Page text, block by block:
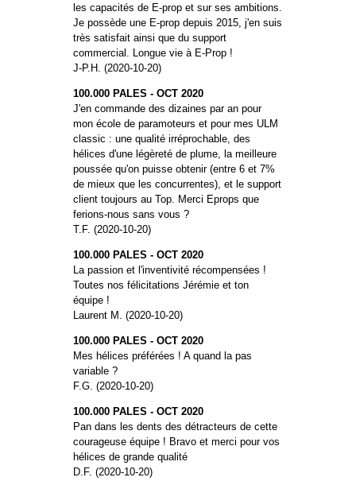
les capacités de E-prop et sur ses ambitions.
Je possède une E-prop depuis 2015, j'en suis
très satisfait ainsi que du support
commercial. Longue vie à E-Prop !
J-P.H. (2020-10-20)
100.000 PALES - OCT 2020
J'en commande des dizaines par an pour
mon école de paramoteurs et pour mes ULM
classic : une qualité irréprochable, des
hélices d'une légèreté de plume, la meilleure
poussée qu'on puisse obtenir (entre 6 et 7%
de mieux que les concurrentes), et le support
client toujours au Top. Merci Eprops que
ferions-nous sans vous ?
T.F. (2020-10-20)
100.000 PALES - OCT 2020
La passion et l'inventivité récompensées !
Toutes nos félicitations Jérémie et ton
équipe !
Laurent M. (2020-10-20)
100.000 PALES - OCT 2020
Mes hélices préférées ! A quand la pas
variable ?
F.G. (2020-10-20)
100.000 PALES - OCT 2020
Pan dans les dents des détracteurs de cette
courageuse équipe ! Bravo et merci pour vos
hélices de grande qualité
D.F. (2020-10-20)